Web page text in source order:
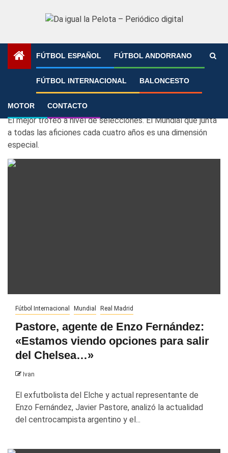
FÚTBOL ESPAÑOL FÚTBOL ANDORRANO
FÚTBOL INTERNACIONAL BALONCESTO
MOTOR CONTACTO
»
Mundial
El mejor trofeo a nivel de selecciones. El Mundial que junta
a todas las aficiones cada cuatro años es una dimensión
especial.
Fútbol Internacional Mundial Real Madrid
Pastore, agente de Enzo Fernández:
«Estamos viendo opciones para salir
del Chelsea…»
Ivan
El exfutbolista del Elche y actual representante de
Enzo Fernández, Javier Pastore, analizó la actualidad
del centrocampista argentino y el...